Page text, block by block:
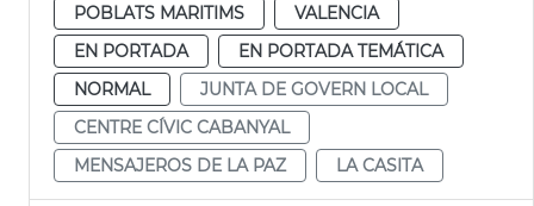
POBLATS MARITIMS
VALENCIA
EN PORTADA
EN PORTADA TEMÁTICA
NORMAL
JUNTA DE GOVERN LOCAL
CENTRE CÍVIC CABANYAL
MENSAJEROS DE LA PAZ
LA CASITA